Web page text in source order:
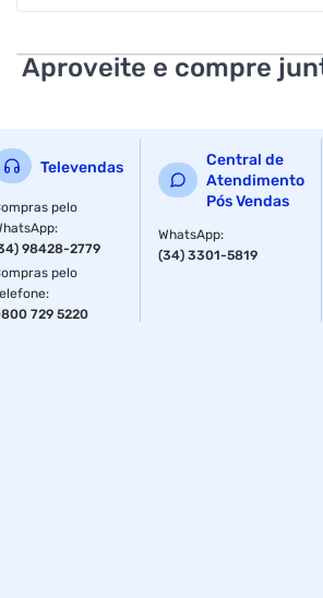
as pilhas ou baterias estao inclusas : nao
distancia de deteccao : ate 12 metros
conexao : sem fio
nivel de protecao : ip67
dimensao da embalagem (a / p / l) :
250.0mm
ean : 6942160439471
Aproveite e compre
Televendas
pelo
:
98428-2779
pelo
:
729 5220
Central de
Atendimento
Pós Vendas
WhatsApp:
(34) 3301-5819